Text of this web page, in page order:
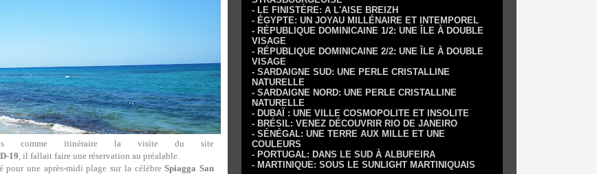
comme itinéraire la visite du site
19, il fallait faire une réservation au préalable.
pour une après-midi plage sur la célèbreSpiagga San
- LE FINISTÈRE: A L'AISE BREIZH
- ÉGYPTE: UN JOYAU MILLÉNAIRE ET INTEMPOREL
- RÉPUBLIQUE DOMINICAINE 1/2: UNE ÎLE À DOUBLE
VISAGE
- RÉPUBLIQUE DOMINICAINE 2/2: UNE ÎLE À DOUBLE
VISAGE
- SARDAIGNE SUD: UNE PERLE CRISTALLINE
NATURELLE
- SARDAIGNE NORD: UNE PERLE CRISTALLINE
NATURELLE
- DUBAÏ : UNE VILLE COSMOPOLITE ET INSOLITE
- BRÉSIL: VENEZ DÉCOUVRIR RIO DE JANEIRO
- SÉNÉGAL: UNE TERRE AUX MILLE ET UNE
COULEURS
- PORTUGAL: DANS LE SUD À ALBUFEIRA
- MARTINIQUE: SOUS LE SUNLIGHT MARTINIQUAIS